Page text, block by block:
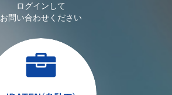
ログインして
お問い合わせください